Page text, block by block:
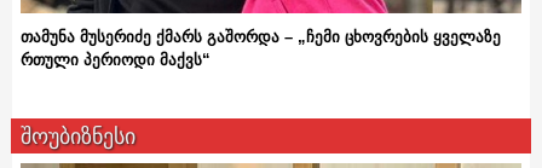
თამუნა მუსერიძე ქმარს გაშორდა – „ჩემი ცხოვრების ყველაზე
რთული პერიოდი მაქვს“
შოუბიზნესი